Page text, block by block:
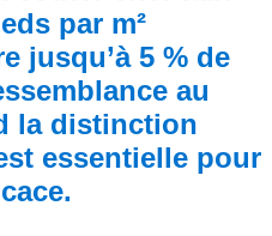
par m²
jusqu’à 5 % de
au
la distinction
essentielle pour